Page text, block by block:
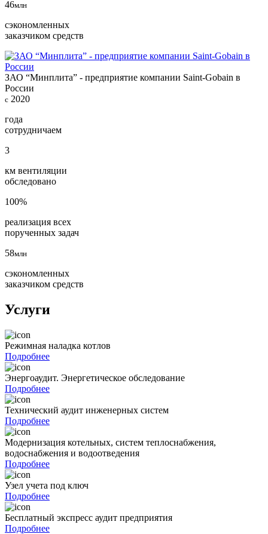
46млн
сэкономленных
заказчиком средств
ЗАО “Минплита” - предприятие компании Saint-Gobain в
России
с 2020
года
сотрудничаем
3
км вентиляции
обследовано
100%
реализация всех
порученных задач
58млн
сэкономленных
заказчиком средств
Услуги
Режимная наладка котлов
Подробнее
Энергоаудит. Энергетическое обследование
Подробнее
Технический аудит инженерных систем
Подробнее
Модернизация котельных, систем теплоснабжения,
водоснабжения и водоотведения
Подробнее
Узел учета под ключ
Подробнее
Бесплатный экспресс аудит предприятия
Подробнее